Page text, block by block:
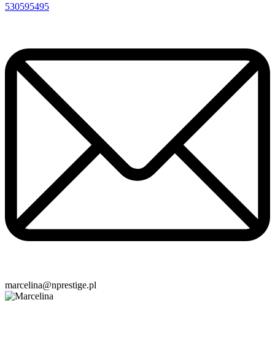
530595495
marcelina@nprestige.pl